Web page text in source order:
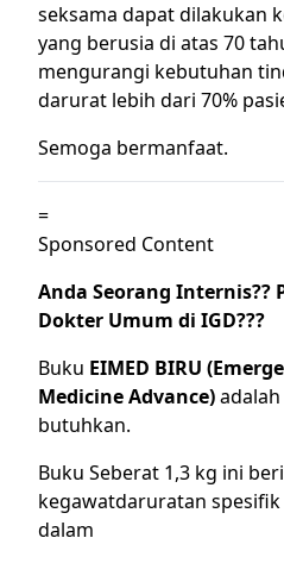
seksama dapat dilakukan
yang berusia di atas 70
mengurangi kebutuhan
darurat lebih dari 70%
Semoga bermanfaat.
=
Sponsored Content
Anda Seorang Internis??
Dokter Umum di IGD???
Buku EIMED BIRU
Medicine Advance)
butuhkan.
Buku Seberat 1,3 kg ini
kegawatdaruratan
dalam